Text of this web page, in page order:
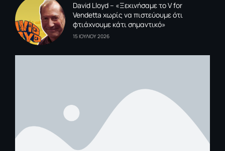
David Lloyd – «Ξεκινήσαμε το V for
Vendetta χωρίς να πιστεύουμε ότι
φτιάχνουμε κάτι σημαντικό»
15 ΙΟΥΛΙΟΥ 2026